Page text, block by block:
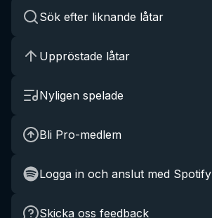
Sök efter liknande låtar
Uppröstade låtar
Nyligen spelade
Bli Pro-medlem
Logga in och anslut med Spotify
Skicka oss feedback